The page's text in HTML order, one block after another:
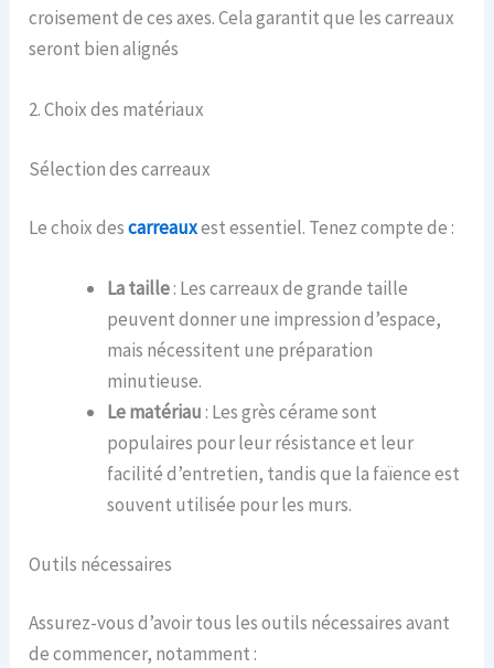
croisement de ces axes. Cela garantit que les carreaux
seront bien alignés
2. Choix des matériaux
Sélection des carreaux
Le choix descarreauxest essentiel. Tenez compte de :
La taille: Les carreaux de grande taille
peuvent donner une impression d’espace,
mais nécessitent une préparation
minutieuse.
Le matériau: Les grès cérame sont
populaires pour leur résistance et leur
facilité d’entretien, tandis que la faïence est
souvent utilisée pour les murs.
Outils nécessaires
Assurez-vous d’avoir tous les outils nécessaires avant
de commencer, notamment :